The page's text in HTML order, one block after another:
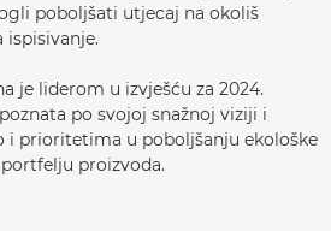
poboljšati utjecaj na okoliš
je liderom u izvješću za 2024.
po svojoj snažnoj viziji i
i prioritetima u poboljšanju ekološke
proizvoda.